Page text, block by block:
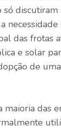
só discutiram
das frotas
e solar
de
maioria das